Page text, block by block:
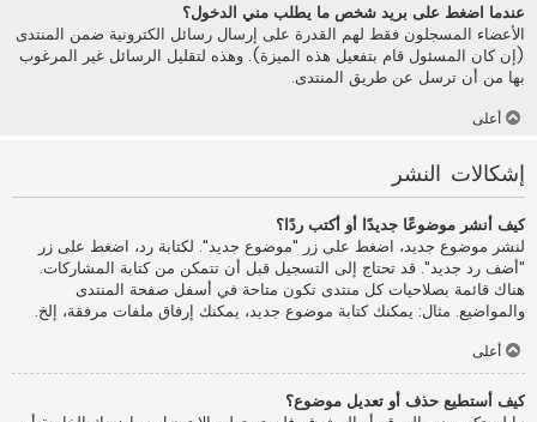
عندما اضغط على بريد شخص ما يطلب مني الدخول؟
الأعضاء المسجلون فقط لهم القدرة على إرسال رسائل الكترونية ضمن المنتدى
(إن كان المسئول قام بتفعيل هذه الميزة). وهذه لتقليل الرسائل غير المرغوب
بها من أن ترسل عن طريق المنتدى.
أعلى
إشكالات النشر
كيف أنشر موضوعًا جديدًا أو أكتب ردًا؟
لنشر موضوع جديد، اضغط على زر "موضوع جديد". لكتابة رد، اضغط على زر
"أضف رد جديد". قد تحتاج إلى التسجيل قبل أن تتمكن من كتابة المشاركات.
هناك قائمة بصلاحيات كل منتدى تكون متاحة في أسفل صفحة المنتدى
والمواضيع. مثال: يمكنك كتابة موضوع جديد، يمكنك إرفاق ملفات مرفقة، إلخ.
أعلى
كيف أستطيع حذف أو تعديل موضوع؟